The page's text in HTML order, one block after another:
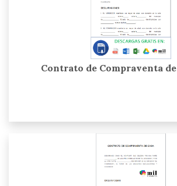
Contrato de Compraventa